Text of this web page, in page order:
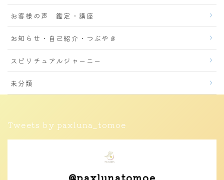
お客様の声 鑑定・講座
お知らせ・自己紹介・つぶやき
スピリチュアルジャーニー
未分類
Tweets by paxluna_tomoe